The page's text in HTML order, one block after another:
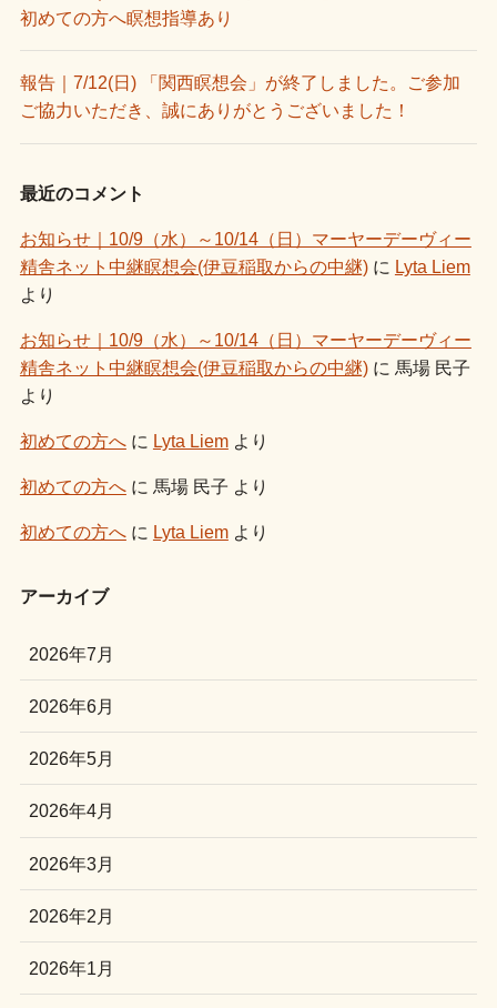
初めての方へ瞑想指導あり
報告｜7/12(日) 「関西瞑想会」が終了しました。ご参加
ご協力いただき、誠にありがとうございました！
最近のコメント
お知らせ｜10/9（水）～10/14（日）マーヤーデーヴィー
精舎ネット中継瞑想会(伊豆稲取からの中継)に Lyta Liem
より
お知らせ｜10/9（水）～10/14（日）マーヤーデーヴィー
精舎ネット中継瞑想会(伊豆稲取からの中継)に 馬場 民子
より
初めての方へに Lyta Liemより
初めての方へに 馬場 民子 より
初めての方へに Lyta Liemより
アーカイブ
2026年7月
2026年6月
2026年5月
2026年4月
2026年3月
2026年2月
2026年1月